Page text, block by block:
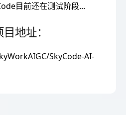
目前还在测试阶段...
地址：
SkyCode-AI-